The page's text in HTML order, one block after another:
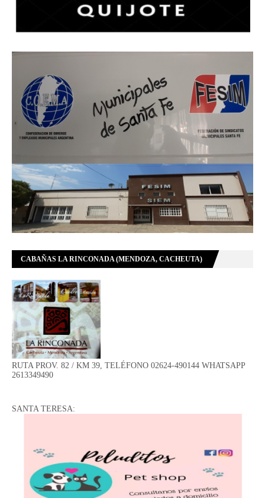
CABAÑAS LA RINCONADA (MENDOZA, CACHEUTA)
RUTA PROV. 82 / KM 39, TELÉFONO 02624-490144 WHATSAPP
2613349490
SANTA TERESA: